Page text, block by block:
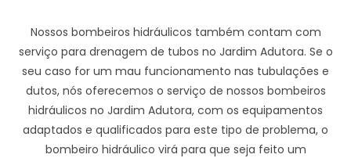
Nossos bombeiros hidráulicos também contam com
serviço para drenagem de tubos no Jardim Adutora. Se o
seu caso for um mau funcionamento nas tubulações e
dutos, nós oferecemos o serviço de nossos bombeiros
hidráulicos no Jardim Adutora, com os equipamentos
adaptados e qualificados para este tipo de problema, o
bombeiro hidráulico virá para que seja feito um